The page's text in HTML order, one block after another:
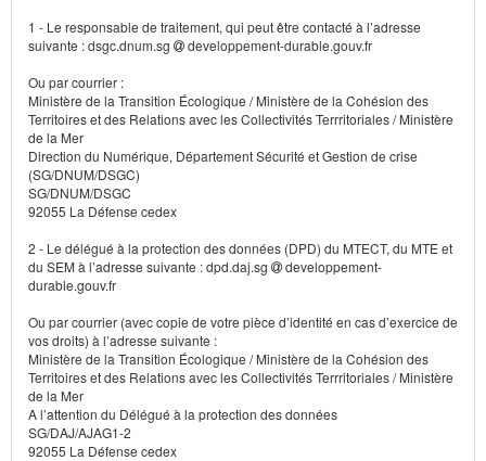
1 - Le responsable de traitement, qui peut être contacté à l’adresse
suivante : dsgc.dnum.sg
developpement-durable.gouv.fr
Ou par courrier :
Ministère de la Transition Écologique / Ministère de la Cohésion des
Territoires et des Relations avec les Collectivités Terrritoriales / Ministère
de la Mer
Direction du Numérique, Département Sécurité et Gestion de crise
(SG/DNUM/DSGC)
SG/DNUM/DSGC
92055 La Défense cedex
2 - Le délégué à la protection des données (DPD) du MTECT, du MTE et
du SEM à l’adresse suivante : dpd.daj.sg
developpement-
durable.gouv.fr
Ou par courrier (avec copie de votre pièce d’identité en cas d’exercice de
vos droits) à l’adresse suivante :
Ministère de la Transition Écologique / Ministère de la Cohésion des
Territoires et des Relations avec les Collectivités Terrritoriales / Ministère
de la Mer
A l’attention du Délégué à la protection des données
SG/DAJ/AJAG1-2
92055 La Défense cedex